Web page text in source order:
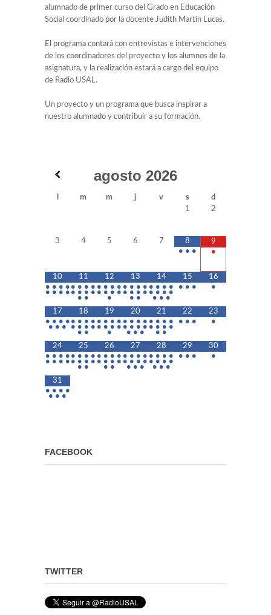
alumnado de primer curso del Grado en Educación
Social coordinado por la docente Judith Martín Lucas.
El programa contará con entrevistas e intervenciones
de los coordinadores del proyecto y los alumnos de la
asignatura, y la realización estará a cargo del equipo
de Radio USAL.
Un proyecto y un programa que busca inspirar a
nuestro alumnado y contribuir a su formación.
agosto 2026
m m j v s
d
1
2
3 4 5 6 7
8
• • •
9
•
10
• • • •
• • • •
11
• • • •
• • • •
• •
12
• • • •
• • • •
•
13
• • • •
• • • •
• •
14
• • • •
• • • •
• • •
15
• • •
16
•
17
• • • •
• • •
18
• • • •
• • • •
• •
19
• • • •
• • • •
•
20
• • • •
• • • •
• • •
21
• • • •
• • • •
• •
22
• • •
23
•
24
• • • •
• • • •
25
• • • •
• • • •
• •
26
• • • •
• • • •
• •
27
• • • •
• • • •
• • •
28
• • • •
• • • •
• • •
29
• • •
30
•
31
• • • •
• • •
FACEBOOK
TWITTER